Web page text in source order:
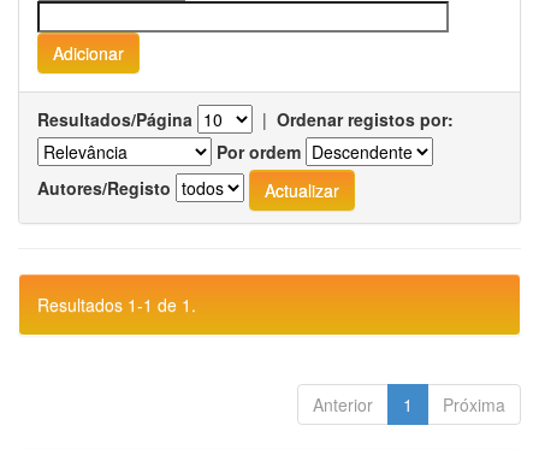
Resultados/Página | Ordenar registos por:
Por ordem
Autores/Registo
Resultados 1-1 de 1.
Anterior 1 Próxima